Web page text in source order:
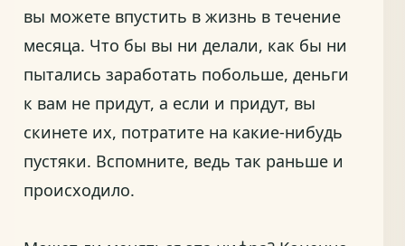
вы можете впустить в жизнь в течение
месяца. Что бы вы ни делали, как бы ни
пытались заработать побольше, деньги
к вам не придут, а если и придут, вы
скинете их, потратите на какие-нибудь
пустяки. Вспомните, ведь так раньше и
происходило.